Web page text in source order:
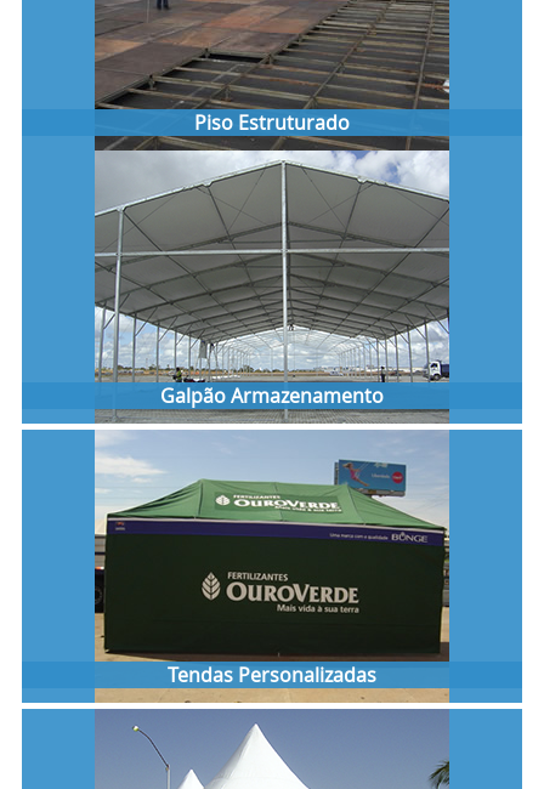
Piso Estruturado
Galpão Armazenamento
Tendas Personalizadas